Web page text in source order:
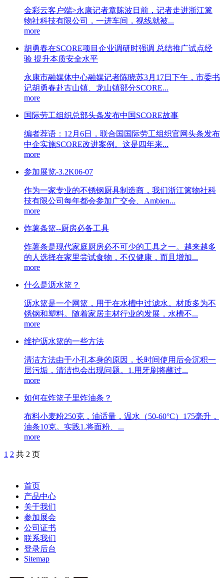
金彩云客户端>永康记者章陈波日前，记者走进浙江篱
物社科技有限公司，一进车间，视线就被...
more
胡勇春在SCORE项目企业调研时强调 总结推广试点经
验 提升本质安全水平
永康市融媒体中心融媒记者陈晓苏3月17日下午，市委书
记胡勇春赴古山镇、龙山镇部分SCORE...
more
国际劳工组织总部头条发布中国SCORE故事
编者荐语：12月6日，联合国国际劳工组织官网头条发布
中企实施SCORE改进案例。这是四年来...
more
参加展览-3.2K06-07
作为一家专业的不锈钢厨具制造商，我们浙江篱物社科
技有限公司每年都会参加广交会、Ambien...
more
炸薯条篮--厨房必备工具
炸薯条是现代家庭厨房必不可少的工具之一。越来越多
的人选择在家里尝试食物，不仅健康，而且增加...
more
什么是沥水篮？
沥水篮是一个网篮，用于在水槽中过滤水。材质多为不
锈钢和塑料。随着家居主材行业的发展，水槽不...
more
维护沥水篮的一些方法
清洁方法由于小孔本身的原因，长时间使用后会沉积一
层污垢，清洁也会出现问题。1.用牙刷将蘸过...
more
如何在炸篮子里炸油条？
布料小麦粉250克，油适量，温水（50-60°C）175毫升，
油条10克。实践1.将面粉、...
more
1 2 共 2 页
首页
产品中心
关于我们
参加展会
公司证书
联系我们
登录后台
Sitemap